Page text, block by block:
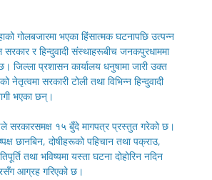
गोलबजारमा भएका हिंसात्मक घटनापछि उत्पन्न
सरकार र हिन्दुवादी संस्थाहरूबीच जनकपुरधाममा
जिल्ला प्रशासन कार्यालय धनुषामा जारी उक्त
नेतृत्वमा सरकारी टोली तथा विभिन्न हिन्दुवादी
भएका छन्।
सरकारसमक्ष १५ बुँदे मागपत्र प्रस्तुत गरेको छ।
छानबिन, दोषीहरूको पहिचान तथा पक्राउ,
तथा भविष्यमा यस्ता घटना दोहोरिन नदिन
आग्रह गरिएको छ।